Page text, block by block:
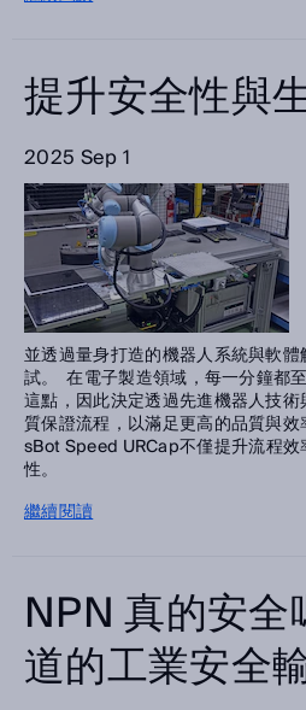
提升安全性與
2025 Sep 1
並透過量身打造的機器人系統與軟
試。 在電子製造領域，每一分鐘都
這點，因此決定透過先進機器人技
質保證流程，以滿足更高的品質與
sBot Speed URCap不僅提升流程
性。
繼續閱讀
NPN 真的安
道的工業安全